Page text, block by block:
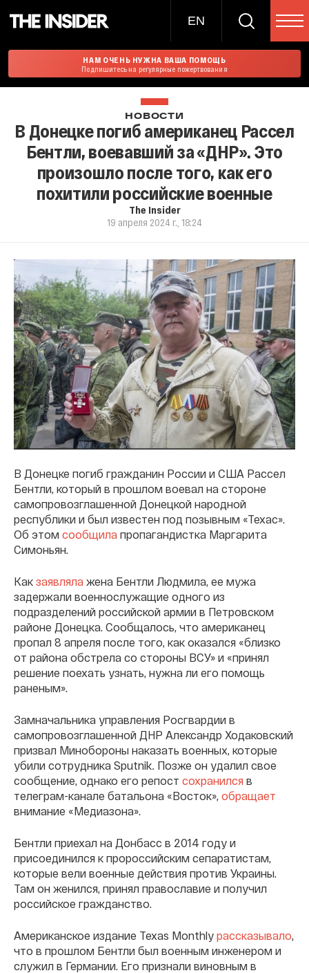
EN
НАМ ОЧЕНЬ НУЖНА ВАША ПОМОЩЬ
Подпишитесь на регулярные пожертвования
НОВОСТИ
В Донецке погиб американец Рассел
Бентли, воевавший за «ДНР». Это
произошло после того, как его
похитили российские военные
The Insider
19 апреля 2024 г., 18:24
В Донецке погиб гражданин России и США Рассел
Бентли, который в прошлом воевал на стороне
самопровозглашенной Донецкой народной
республики и был известен под позывным «Техас».
Об этом сообщила пропагандистка Маргарита
Симоньян.
Как заявляла жена Бентли Людмила, ее мужа
задержали военнослужащие одного из
подразделений российской армии в Петровском
районе Донецка. Сообщалось, что американец
пропал 8 апреля после того, как оказался «близко
от района обстрела со стороны ВСУ» и «принял
решение поехать узнать, нужна ли его помощь
раненым».
Замначальника управления Росгвардии в
самопровозглашенной ДНР Александр Ходаковский
призвал Минобороны наказать военных, которые
убили сотрудника Sputnik Позже он удалил свое
сообщение, однако его репост сохранился в
телеграм-канале батальона «Восток», обращает
внимание «Медиазона».
Бентли приехал на Донбасс в 2014 году и
присоединился к пророссийским сепаратистам,
которые вели военные действия против Украины.
Там он женился, принял православие и получил
российское гражданство.
Американское издание Texas Monthly рассказывало
что в прошлом Бентли был военным инженером и
служил в Германии. Его признали виновным в